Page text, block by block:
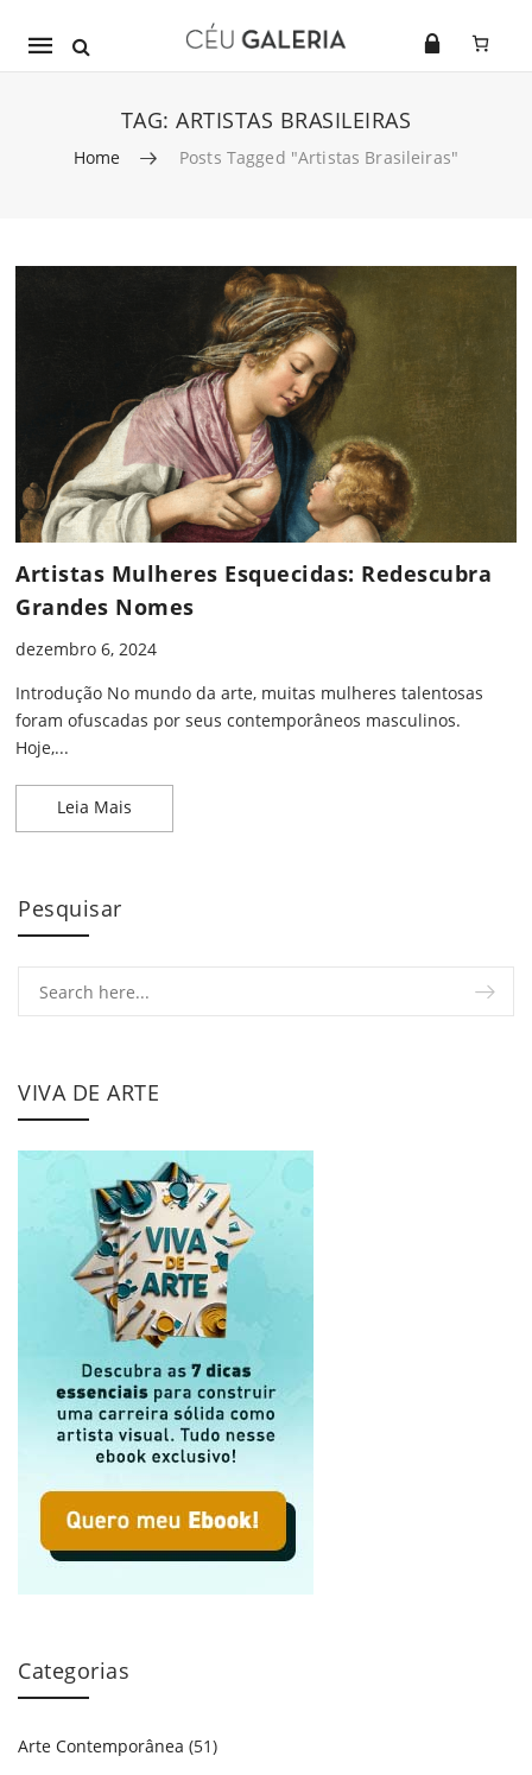
Mobile
TAG:ARTISTAS BRASILEIRAS
Home Posts Tagged "artistas Brasileiras"
Artistas Mulheres Esquecidas: Redescubra
Grandes Nomes
dezembro 6, 2024
Introdução No mundo da arte, muitas mulheres talentosas
foram ofuscadas por seus contemporâneos masculinos.
Hoje,...
Leia Mais
Pesquisar
VIVA DE ARTE
Categorias
Arte Contemporânea (51)